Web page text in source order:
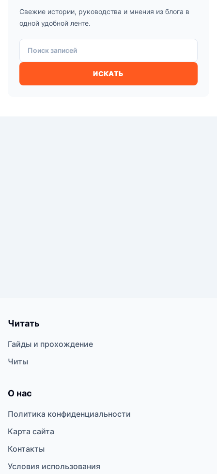
Свежие истории, руководства и мнения из блога в
одной удобной ленте.
Поиск записей
ИСКАТЬ
Читать
Гайды и прохождение
Читы
О нас
Политика конфиденциальности
Карта сайта
Контакты
Условия использования